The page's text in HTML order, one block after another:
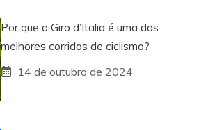
Por que o Giro d’Italia é uma das
melhores corridas de ciclismo?
14 de outubro de 2024